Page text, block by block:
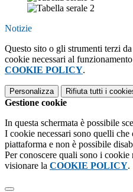
Notizie
Questo sito o gli strumenti terzi
cookie necessari al
COOKIE POLICY.
Personalizza Rifiuta tutti i
Gestione cookie
In questa schermata è possibile
I cookie necessari sono quelli
piattaforma e non è possibile
Per conoscere quali sono i
visionare la COOKIE POLICY.